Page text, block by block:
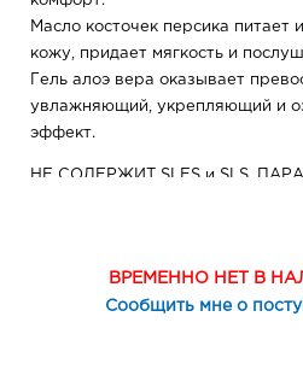
Масло косточек персика питает
кожу, придает мягкость и
Гель алоэ вера оказывает
увлажняющий, укрепляющий и
эффект.
НЕ СОДЕРЖИТ SLES и SLS,
ВРЕМЕННО НЕТ В
Сообщить мне о